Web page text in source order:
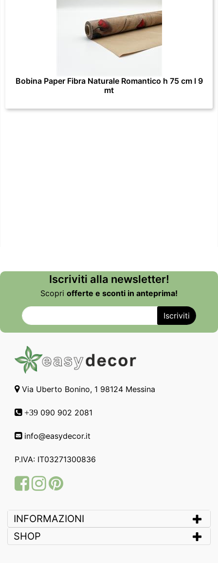
Bobina Paper Fibra Naturale Romantico h 75 cm l 9
mt
Iscriviti alla newsletter!
Scopri offerte e sconti in anteprima!
Via Uberto Bonino, 1 98124 Messina
+39 090 902 2081
info@easydecor.it
P.IVA: IT03271300836
FacebookInstagram
Pinterest
INFORMAZIONI
SHOP